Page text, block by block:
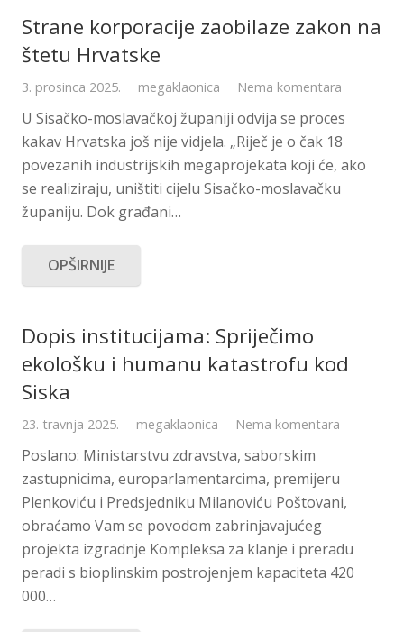
Strane korporacije zaobilaze zakon na
štetu Hrvatske
3. prosinca 2025. megaklaonica Nema komentara
U Sisačko-moslavačkoj županiji odvija se proces
kakav Hrvatska još nije vidjela. „Riječ je o čak 18
povezanih industrijskih megaprojekata koji će, ako
se realiziraju, uništiti cijelu Sisačko-moslavačku
županiju. Dok građani…
OPŠIRNIJE
Dopis institucijama: Spriječimo
ekološku i humanu katastrofu kod
Siska
23. travnja 2025. megaklaonica Nema komentara
Poslano: Ministarstvu zdravstva, saborskim
zastupnicima, europarlamentarcima, premijeru
Plenkoviću i Predsjedniku Milanoviću Poštovani,
obraćamo Vam se povodom zabrinjavajućeg
projekta izgradnje Kompleksa za klanje i preradu
peradi s bioplinskim postrojenjem kapaciteta 420
000…